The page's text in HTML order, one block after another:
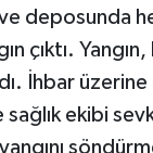
deposunda
çıktı. Yangın,
İhbar
sağlık ekibi